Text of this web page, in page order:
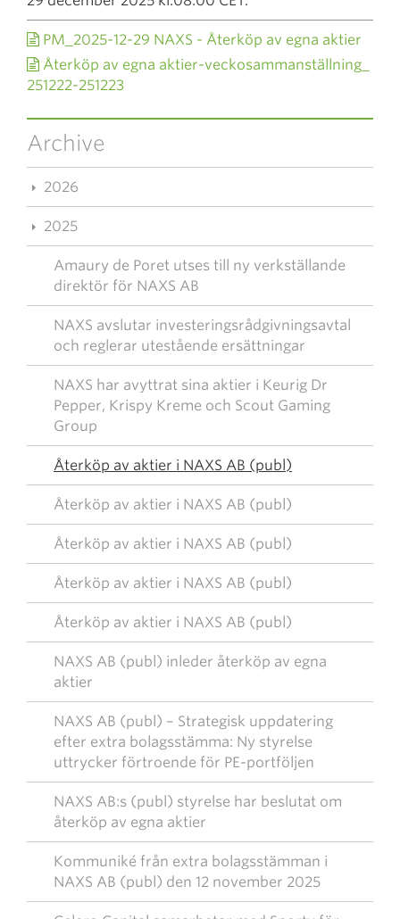
PM_2025-12-29 NAXS - Återköp av egna aktier
Återköp av egna aktier-veckosammanställning_
251222-251223
Archive
2026
2025
Amaury de Poret utses till ny verkställande
direktör för NAXS AB
NAXS avslutar investeringsrådgivningsavtal
och reglerar utestående ersättningar
NAXS har avyttrat sina aktier i Keurig Dr
Pepper, Krispy Kreme och Scout Gaming
Group
Återköp av aktier i NAXS AB (publ)
Återköp av aktier i NAXS AB (publ)
Återköp av aktier i NAXS AB (publ)
Återköp av aktier i NAXS AB (publ)
Återköp av aktier i NAXS AB (publ)
NAXS AB (publ) inleder återköp av egna
aktier
NAXS AB (publ) – Strategisk uppdatering
efter extra bolagsstämma: Ny styrelse
uttrycker förtroende för PE-portföljen
NAXS AB:s (publ) styrelse har beslutat om
återköp av egna aktier
Kommuniké från extra bolagsstämman i
NAXS AB (publ) den 12 november 2025